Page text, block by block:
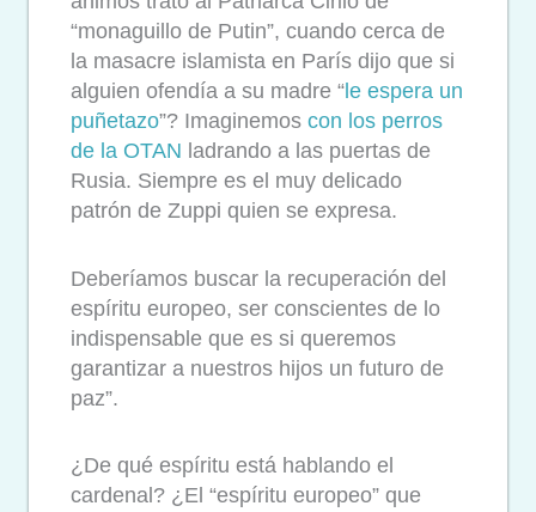
“monaguillo de Putin”, cuando cerca de
la masacre islamista en París dijo que si
alguien ofendía a su madre “ le espera un
puñetazo”? Imaginemos con los perros
de la OTAN ladrando a las puertas de
Rusia. Siempre es el muy delicado
patrón de Zuppi quien se expresa.
Deberíamos buscar la recuperación del
espíritu europeo, ser conscientes de lo
indispensable que es si queremos
garantizar a nuestros hijos un futuro de
paz”.
¿De qué espíritu está hablando el
cardenal? ¿El “espíritu europeo” que